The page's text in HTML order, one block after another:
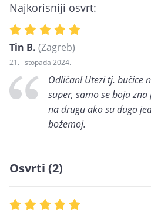
Najkorisniji osvrt:
Tin B. (Zagreb)
21. listopada 2024.
Odličan! Utezi tj. bučice
super, samo se boja
na drugu ako su dugo
božemoj.
Osvrti (2)